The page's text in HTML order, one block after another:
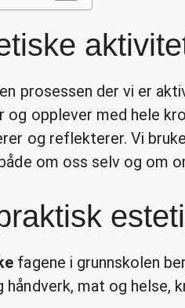
prosessen der vi er
og opplever med hele
og reflekterer. Vi
om oss selv og om
fagene i grunnskolen
mat og helse,